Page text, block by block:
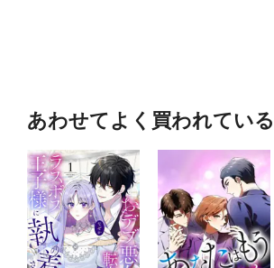
あわせてよく買われてい